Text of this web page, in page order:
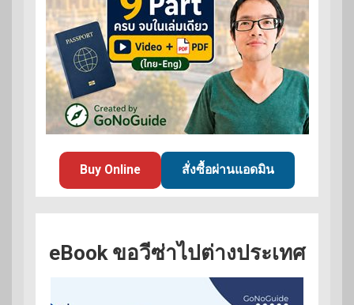
Buy Online สั่งซื้อผ่านแอดมิน
eBook ขอวีซ่าไปต่างประเทศ